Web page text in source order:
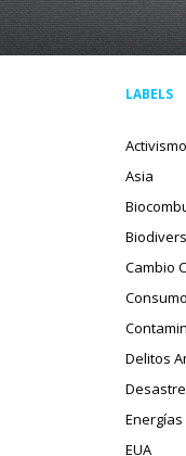
LABELS
Asia
Cambio
Delitos
EUA